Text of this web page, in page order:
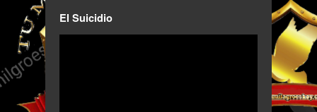
El Suicidio